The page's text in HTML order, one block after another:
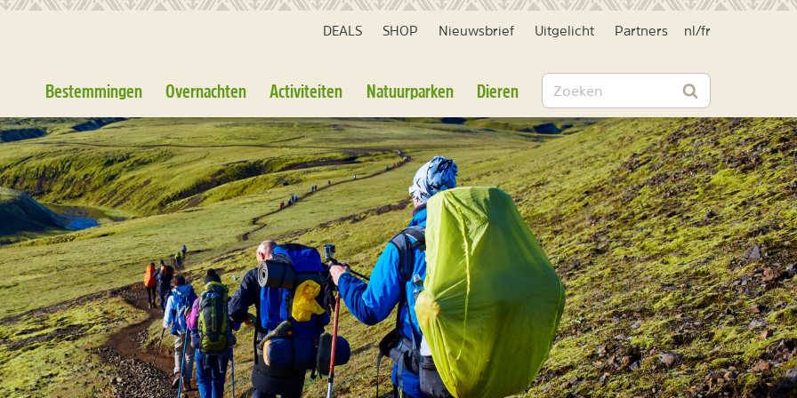
DEALS SHOP Nieuwsbrief Uitgelicht Partners nl /fr
Bestemmingen Overnachten Activiteiten Natuurparken Dieren Zoeken
Zoeken